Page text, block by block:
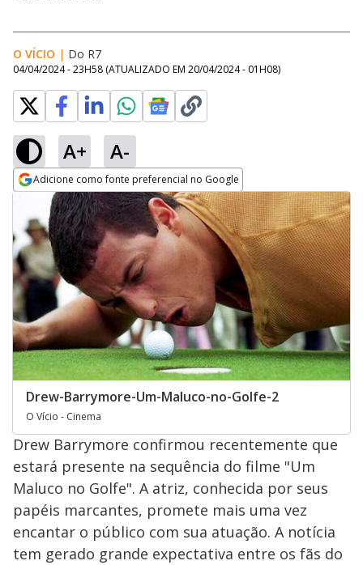
O VÍCIO | Do R7
04/04/2024 - 23H58 (ATUALIZADO EM 20/04/2024 - 01H08)
A+ A-
Adicione como fonte preferencial no Google
Opens in new window
Drew-Barrymore-Um-Maluco-no-Golfe-2
O Vício - Cinema
Drew Barrymore confirmou recentemente que
estará presente na sequência do filme "Um
Maluco no Golfe". A atriz, conhecida por seus
papéis marcantes, promete mais uma vez
encantar o público com sua atuação. A notícia
tem gerado grande expectativa entre os fãs do